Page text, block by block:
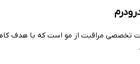
تخصصی مراقبت از مو است که با هدف